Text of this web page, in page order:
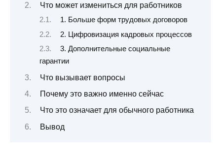
Что может измениться для работников
1. Больше форм трудовых договоров
2. Цифровизация кадровых процессов
3. Дополнительные социальные
гарантии
Что вызывает вопросы
Почему это важно именно сейчас
Что это означает для обычного работника
Вывод